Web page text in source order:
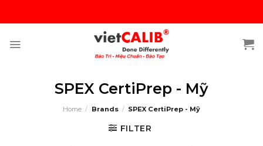
content
SPEX CertiPrep - Mỹ
Home / Brands / SPEX CertiPrep - Mỹ
FILTER